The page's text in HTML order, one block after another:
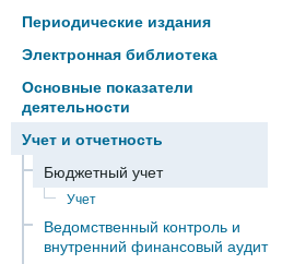
Периодические издания
Электронная библиотека
Основные показатели
деятельности
Учет и отчетность
Бюджетный учет
Учет
Ведомственный контроль и
внутренний финансовый аудит